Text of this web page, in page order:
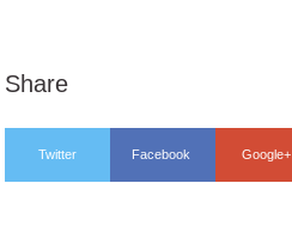
Share
Twitter Facebook Google+